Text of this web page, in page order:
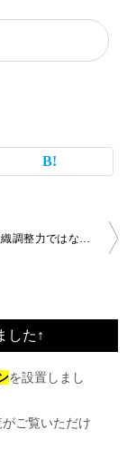
した↑
を設置しまし
ご覧いただけ